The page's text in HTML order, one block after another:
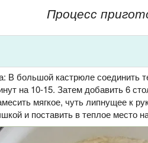
Процесс
В большой кастрюле соединить
на 10-15. Затем добавить 6
мягкое, чуть липнущее к
и поставить в теплое место